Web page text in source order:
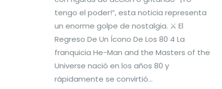
tengo el poder!”, esta noticia representa
un enorme golpe de nostalgia. ⚔️ El
Regreso De Un Ícono De Los 80 4 La
franquicia He-Man and the Masters of the
Universe nació en los años 80 y
rápidamente se convirtió...